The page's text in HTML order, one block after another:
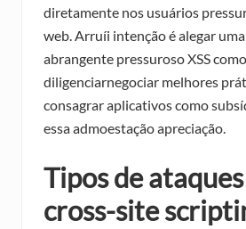
diretamente nos usuários
web. Arruíi intenção é alegar
abrangente pressuroso XSS como
diligenciarnegociar melhores
consagrar aplicativos como
essa admoestação apreciação.
Tipos de
cross-site